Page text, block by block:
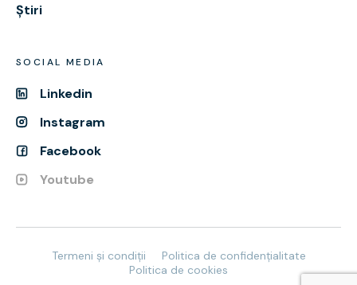
Știri
SOCIAL MEDIA
Linkedin
Instagram
Facebook
Youtube
Termeni și condiții
Politica de confidențialitate
Politica de cookies